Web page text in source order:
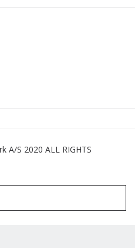
A/S 2020 ALL RIGHTS